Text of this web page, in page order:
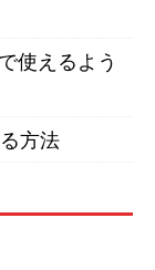
使えるよう
方法